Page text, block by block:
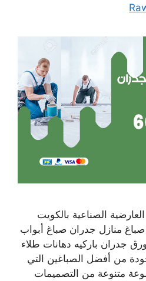
الصناعية بالكويت
صباغ منازل جدران صباغ أبواب
جدران باركيه دهانات طلاء
من أفضل الصباغين التي
متنوعة من التصميمات